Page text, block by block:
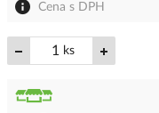
Cena s DPH
ks